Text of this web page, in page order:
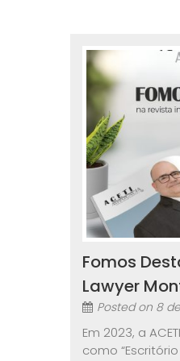
Fomos
Lawyer
Posted on 8
Em 2023, a
como